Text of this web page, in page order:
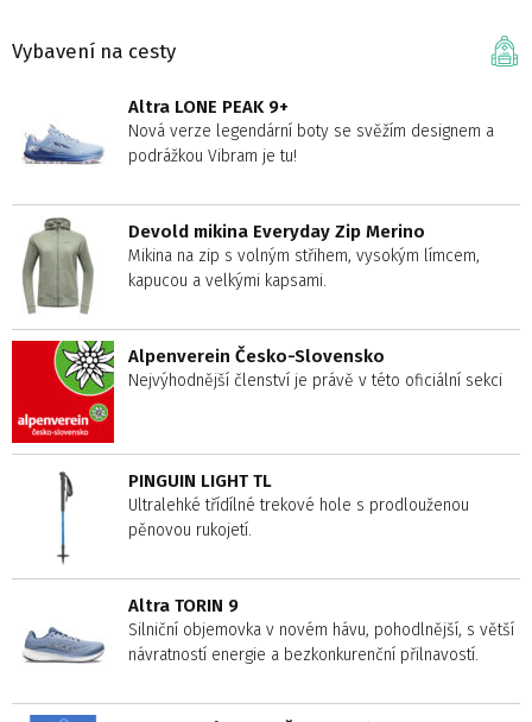
Vybavení na cesty
Altra LONE PEAK 9+
Nová verze legendární boty se svěžím designem a
podrážkou Vibram je tu!
Devold mikina Everyday Zip Merino
Mikina na zip s volným střihem, vysokým límcem,
kapucou a velkými kapsami.
Alpenverein Česko-Slovensko
Nejvýhodnější členství je právě v této oficiální sekci
PINGUIN LIGHT TL
Ultralehké třídílné trekové hole s prodlouženou
pěnovou rukojetí.
Altra TORIN 9
Silniční objemovka v novém hávu, pohodlnější, s větší
návratností energie a bezkonkurenční přilnavostí.